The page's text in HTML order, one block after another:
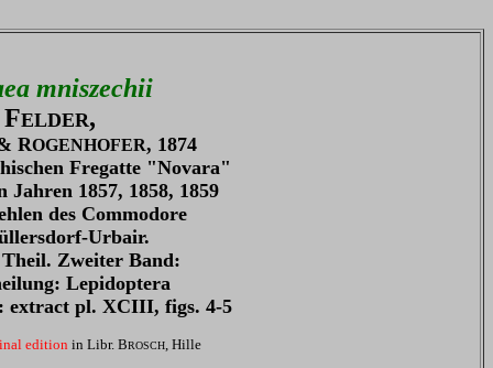
mniszechii
ELDER,
ROGENHOFER, 1874
Fregatte "Novara"
Jahren 1857, 1858, 1859
des Commodore
Urbair.
Zweiter Band:
Lepidoptera
extract pl. XCIII, figs. 4-5
edition in Libr. BROSCH, Hille